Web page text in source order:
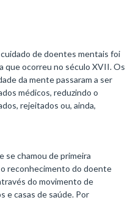
de doentes mentais foi
que ocorreu no século XVII. Os
da mente passaram a ser
médicos, reduzindo o
rejeitados ou, ainda,
se chamou de primeira
reconhecimento do doente
do movimento de
e casas de saúde. Por